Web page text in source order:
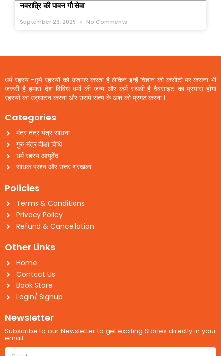
नवरात्रि की पावन गौ सेवा
September 23, 2025 No Comments
धर्म रहस्य -छुपे रहस्यों को उजागर करता है लेकिन इन्हें विज्ञान की कसौटी पर कसना भी
जरूरी है हमारा देश विविध धर्मो की जन्म और कर्म स्थली है वैबसाइट का प्रयास होगा
रहस्यों का उद्घाटन करना और उसमे सत्य के अंश को प्रगट करना l
Categories
मंत्र तंत्र यंत्र साधना
गुरु मंत्र दीक्षा विधि
धर्म रहस्य आयुर्वेद
साधक प्रश्न और उत्तर श्रंखला
Policies
Terms & Conditions
Privacy Policy
Refund & Cancellation
Other Links
Home
Contact Us
Book Store
Login/ Signup
Newsletter
Subscribe to our Newsletter to get exciting Stories directly in your
email.
Email